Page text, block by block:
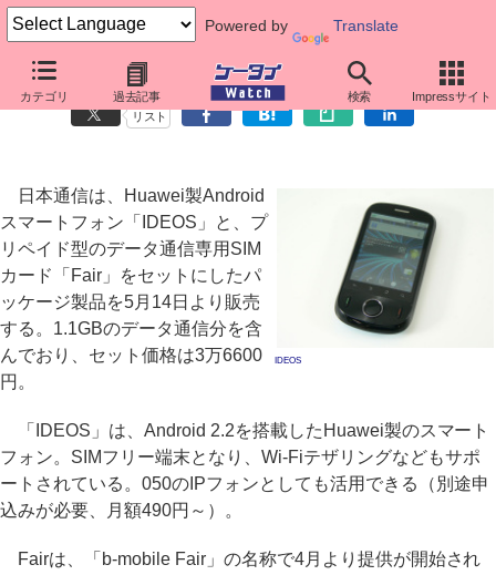
Powered by Translate
カテゴリ 過去記事 検索 Impressサイト
日本通信、Android端末「IDEOS」とプリペイドSIMをセット販売
リスト
IDEOS
日本通信は、Huawei製Android
スマートフォン「IDEOS」と、プ
リペイド型のデータ通信専用SIM
カード「Fair」をセットにしたパ
ッケージ製品を5月14日より販売
する。1.1GBのデータ通信分を含
んでおり、セット価格は3万6600
円。
「IDEOS」は、Android 2.2を搭載したHuawei製のスマート
フォン。SIMフリー端末となり、Wi-Fiテザリングなどもサポ
ートされている。050のIPフォンとしても活用できる（別途申
込みが必要、月額490円～）。
Fairは、「b-mobile Fair」の名称で4月より提供が開始され